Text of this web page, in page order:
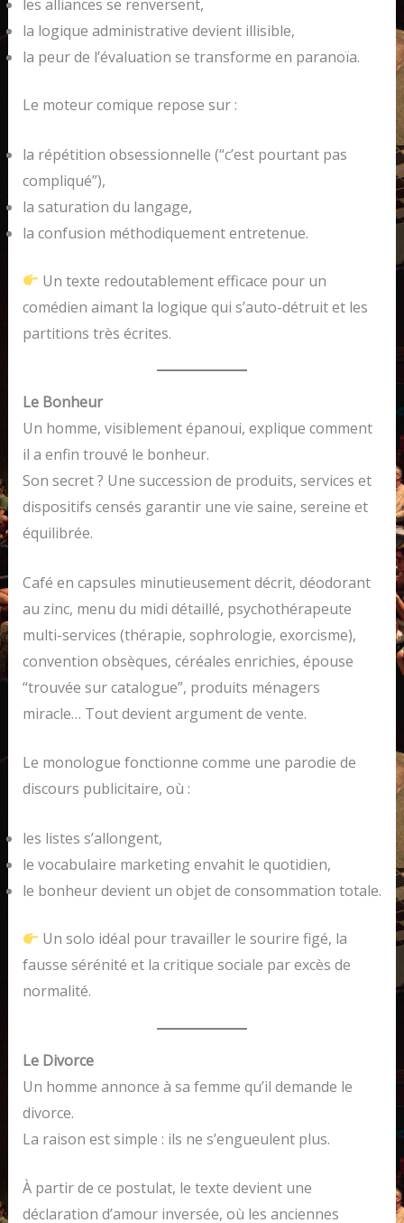
les alliances se renversent,
la logique administrative devient illisible,
la peur de l’évaluation se transforme en paranoïa.
Le moteur comique repose sur :
la répétition obsessionnelle (“c’est pourtant pas
compliqué”),
la saturation du langage,
la confusion méthodiquement entretenue.
Un texte redoutablement efficace pour un
comédien aimant la logique qui s’auto-détruit et les
partitions très écrites.
Le Bonheur
Un homme, visiblement épanoui, explique comment
il a enfin trouvé le bonheur.
Son secret ? Une succession de produits, services et
dispositifs censés garantir une vie saine, sereine et
équilibrée.
Café en capsules minutieusement décrit, déodorant
au zinc, menu du midi détaillé, psychothérapeute
multi-services (thérapie, sophrologie, exorcisme),
convention obsèques, céréales enrichies, épouse
“trouvée sur catalogue”, produits ménagers
miracle… Tout devient argument de vente.
Le monologue fonctionne comme une parodie de
discours publicitaire, où :
les listes s’allongent,
le vocabulaire marketing envahit le quotidien,
le bonheur devient un objet de consommation totale.
Un solo idéal pour travailler le sourire figé, la
fausse sérénité et la critique sociale par excès de
normalité.
Le Divorce
Un homme annonce à sa femme qu’il demande le
divorce.
La raison est simple : ils ne s’engueulent plus.
À partir de ce postulat, le texte devient une
déclaration d’amour inversée, où les anciennes